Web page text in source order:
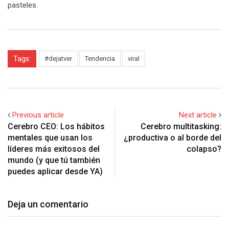
pasteles.
Tags: #dejatver Tendencia viral
Previous article
Cerebro CEO: Los hábitos
mentales que usan los
líderes más exitosos del
mundo (y que tú también
puedes aplicar desde YA)
Next article
Cerebro multitasking:
¿productiva o al borde del
colapso?
Deja un comentario